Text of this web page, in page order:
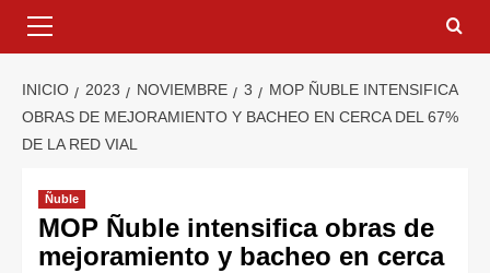
INICIO 2023 NOVIEMBRE 3
MOP ÑUBLE INTENSIFICA
OBRAS DE MEJORAMIENTO Y BACHEO EN CERCA DEL 67%
DE LA RED VIAL
Ñuble
MOP Ñuble intensifica obras de
mejoramiento y bacheo en cerca